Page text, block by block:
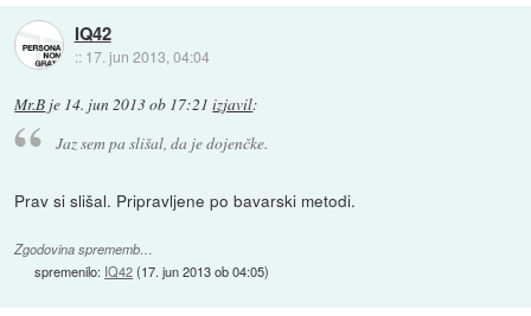
IQ42
:: 17. jun 2013, 04:04
Mr.B je 14. jun 2013 ob 17:21 izjavil:
Jaz sem pa slišal, da je dojenčke.
Prav si slišal. Pripravljene po bavarski metodi.
Zgodovina sprememb…
spremenilo: IQ42(17. jun 2013 ob 04:05)